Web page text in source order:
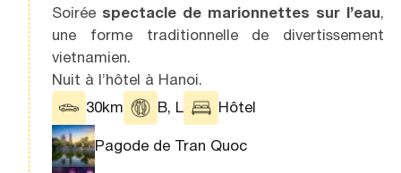
Soirée spectacle de marionnettes sur l’eau,
une forme traditionnelle de divertissement
vietnamien.
Nuit à l’hôtel à Hanoi.
30km
B, L Hôtel
Pagode de Tran Quoc